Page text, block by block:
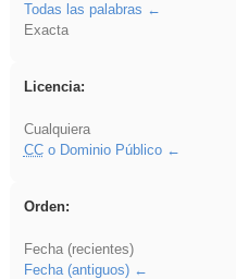
Todas las palabras
Exacta
Licencia:
Cualquiera
CCo Dominio Público
Orden:
Fecha (recientes)
Fecha (antiguos)